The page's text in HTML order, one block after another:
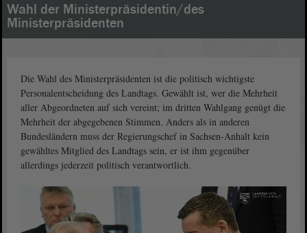
Wahl der Ministerpräsidentin/des
Ministerpräsidenten
Die Wahl des Ministerpräsidenten ist die politisch wichtigste
Personalentscheidung des Landtags. Gewählt ist, wer die Mehrheit
aller Abgeordneten auf sich vereint; im dritten Wahlgang genügt die
Mehrheit der abgegebenen Stimmen. Anders als in anderen
Bundesländern muss der Regierungschef in Sachsen-Anhalt kein
gewähltes Mitglied des Landtags sein, er ist ihm gegenüber
allerdings jederzeit politisch verantwortlich.